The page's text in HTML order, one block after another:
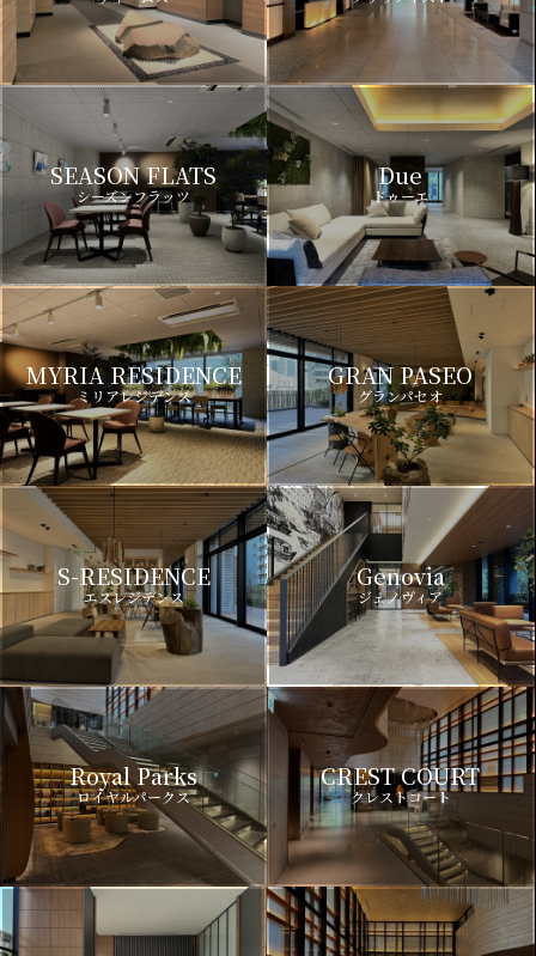
SEASON FLATS
シーズンフラッツ
Due
ドゥーエ
MYRIA RESIDENCE
ミリアレジデンス
GRAN PASEO
グランパセオ
S-RESIDENCE
エスレジデンス
Genovia
ジェノヴィア
Royal Parks
ロイヤルパークス
CREST COURT
クレストコート